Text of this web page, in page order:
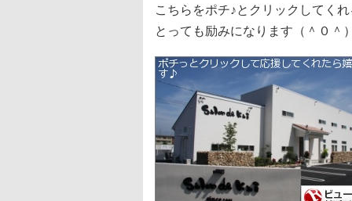
こちらをポチ♪とクリックしてく
とっても励みになります（＾０＾